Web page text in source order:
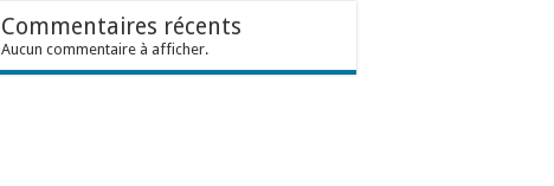
Commentaires récents
Aucun commentaire à afficher.